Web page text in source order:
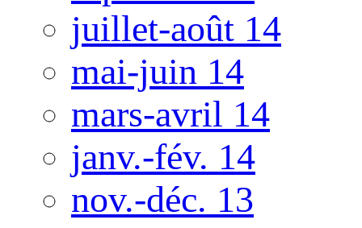
juillet-août 14
mai-juin 14
mars-avril 14
janv.-fév. 14
nov.-déc. 13